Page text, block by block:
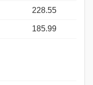
228.55
185.99